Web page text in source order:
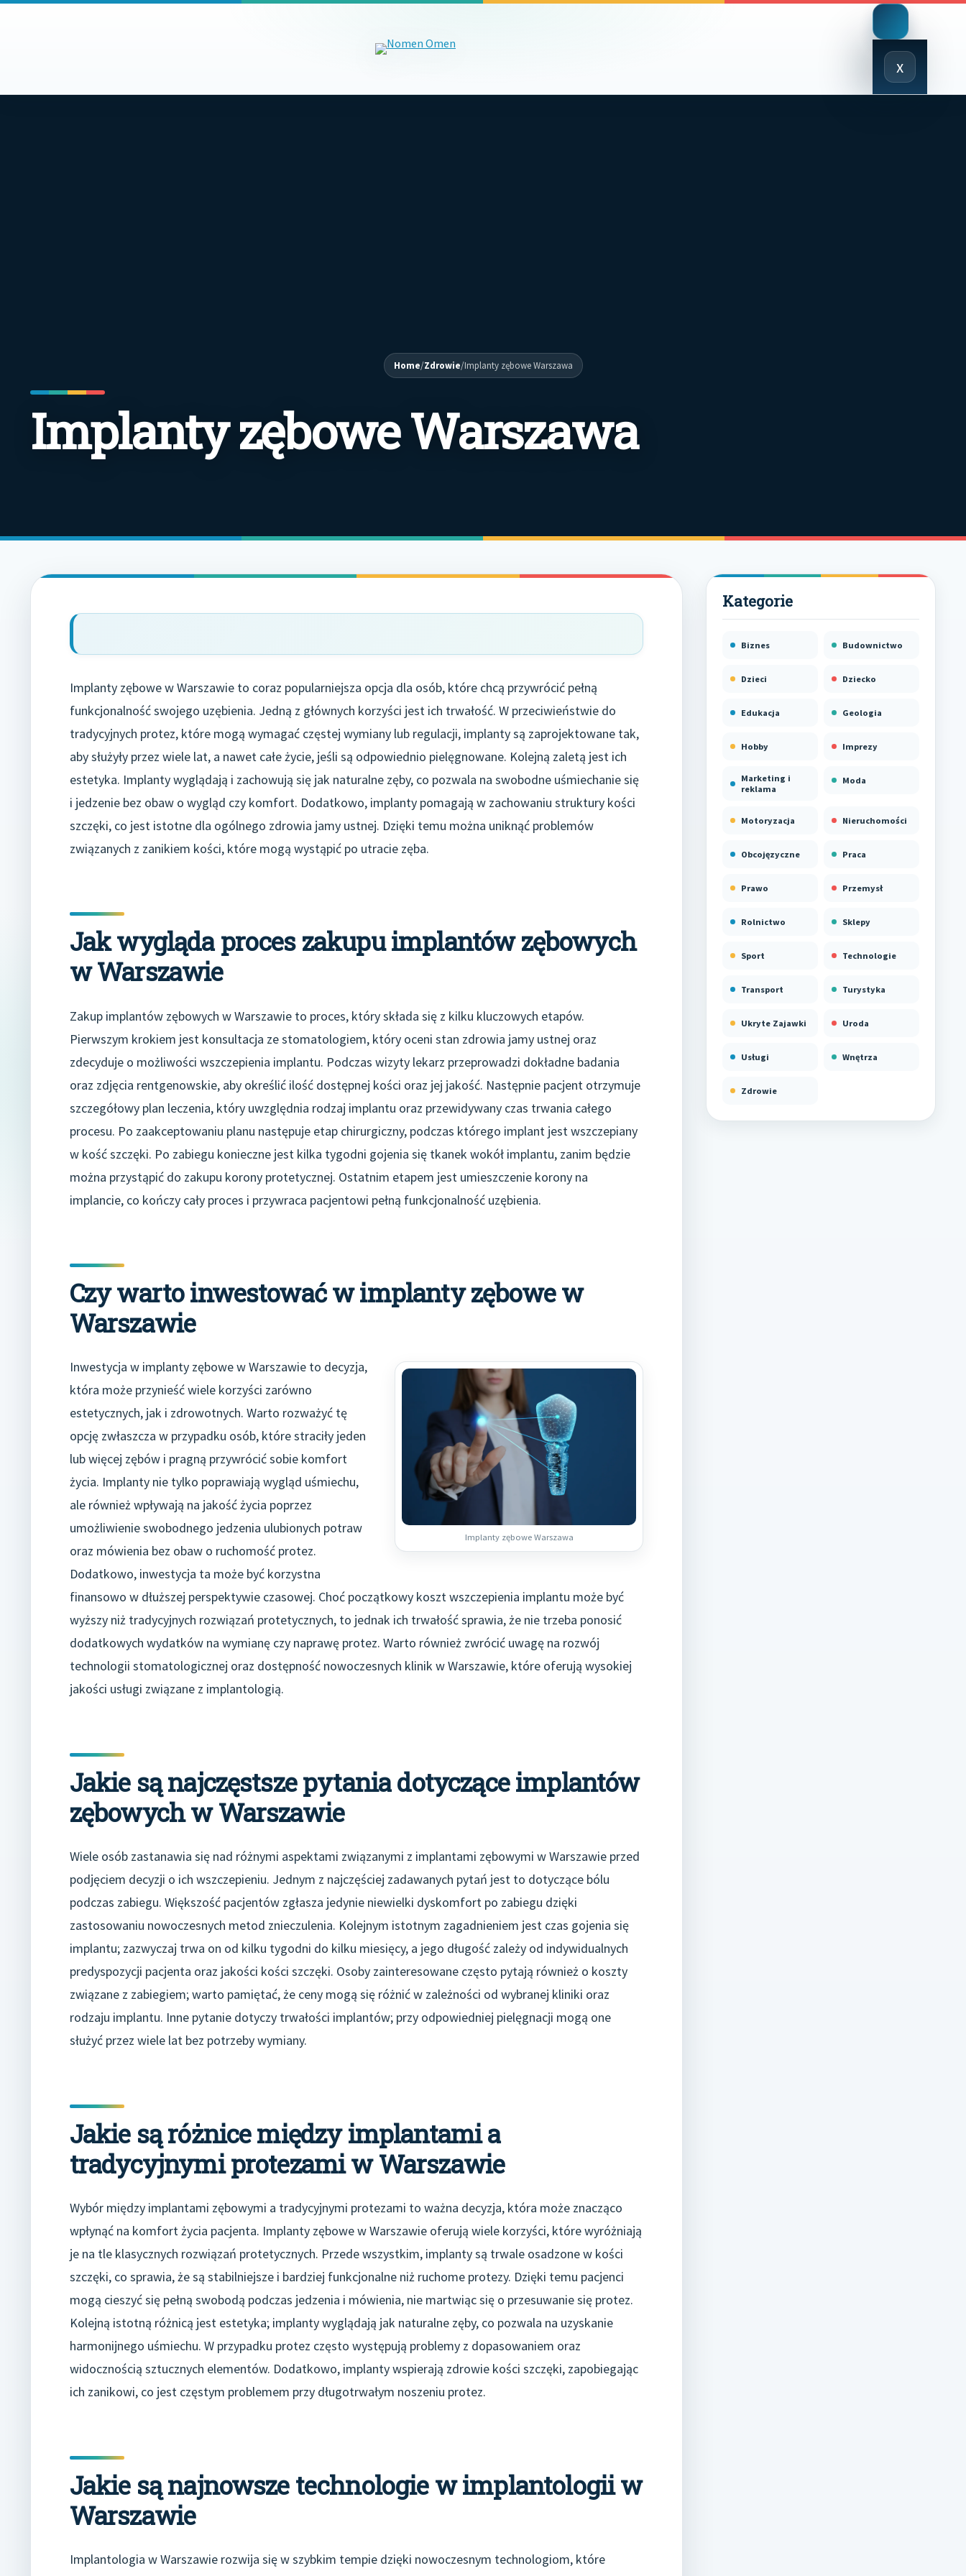
x
Close
Menu
Home/Zdrowie/Implanty zębowe Warszawa
Implanty zębowe Warszawa
Implanty zębowe w Warszawie to coraz popularniejsza opcja dla osób, które chcą przywrócić pełną
funkcjonalność swojego uzębienia. Jedną z głównych korzyści jest ich trwałość. W przeciwieństwie do
tradycyjnych protez, które mogą wymagać częstej wymiany lub regulacji, implanty są zaprojektowane tak,
aby służyły przez wiele lat, a nawet całe życie, jeśli są odpowiednio pielęgnowane. Kolejną zaletą jest ich
estetyka. Implanty wyglądają i zachowują się jak naturalne zęby, co pozwala na swobodne uśmiechanie się
i jedzenie bez obaw o wygląd czy komfort. Dodatkowo, implanty pomagają w zachowaniu struktury kości
szczęki, co jest istotne dla ogólnego zdrowia jamy ustnej. Dzięki temu można uniknąć problemów
związanych z zanikiem kości, które mogą wystąpić po utracie zęba.
Jak wygląda proces zakupu implantów zębowych
w Warszawie
Zakup implantów zębowych w Warszawie to proces, który składa się z kilku kluczowych etapów.
Pierwszym krokiem jest konsultacja ze stomatologiem, który oceni stan zdrowia jamy ustnej oraz
zdecyduje o możliwości wszczepienia implantu. Podczas wizyty lekarz przeprowadzi dokładne badania
oraz zdjęcia rentgenowskie, aby określić ilość dostępnej kości oraz jej jakość. Następnie pacjent otrzymuje
szczegółowy plan leczenia, który uwzględnia rodzaj implantu oraz przewidywany czas trwania całego
procesu. Po zaakceptowaniu planu następuje etap chirurgiczny, podczas którego implant jest wszczepiany
w kość szczęki. Po zabiegu konieczne jest kilka tygodni gojenia się tkanek wokół implantu, zanim będzie
można przystąpić do zakupu korony protetycznej. Ostatnim etapem jest umieszczenie korony na
implancie, co kończy cały proces i przywraca pacjentowi pełną funkcjonalność uzębienia.
Czy warto inwestować w implanty zębowe w
Warszawie
Implanty zębowe Warszawa
Inwestycja w implanty zębowe w Warszawie to decyzja,
która może przynieść wiele korzyści zarówno
estetycznych, jak i zdrowotnych. Warto rozważyć tę
opcję zwłaszcza w przypadku osób, które straciły jeden
lub więcej zębów i pragną przywrócić sobie komfort
życia. Implanty nie tylko poprawiają wygląd uśmiechu,
ale również wpływają na jakość życia poprzez
umożliwienie swobodnego jedzenia ulubionych potraw
oraz mówienia bez obaw o ruchomość protez.
Dodatkowo, inwestycja ta może być korzystna
finansowo w dłuższej perspektywie czasowej. Choć początkowy koszt wszczepienia implantu może być
wyższy niż tradycyjnych rozwiązań protetycznych, to jednak ich trwałość sprawia, że nie trzeba ponosić
dodatkowych wydatków na wymianę czy naprawę protez. Warto również zwrócić uwagę na rozwój
technologii stomatologicznej oraz dostępność nowoczesnych klinik w Warszawie, które oferują wysokiej
jakości usługi związane z implantologią.
Jakie są najczęstsze pytania dotyczące implantów
zębowych w Warszawie
Wiele osób zastanawia się nad różnymi aspektami związanymi z implantami zębowymi w Warszawie przed
podjęciem decyzji o ich wszczepieniu. Jednym z najczęściej zadawanych pytań jest to dotyczące bólu
podczas zabiegu. Większość pacjentów zgłasza jedynie niewielki dyskomfort po zabiegu dzięki
zastosowaniu nowoczesnych metod znieczulenia. Kolejnym istotnym zagadnieniem jest czas gojenia się
implantu; zazwyczaj trwa on od kilku tygodni do kilku miesięcy, a jego długość zależy od indywidualnych
predyspozycji pacjenta oraz jakości kości szczęki. Osoby zainteresowane często pytają również o koszty
związane z zabiegiem; warto pamiętać, że ceny mogą się różnić w zależności od wybranej kliniki oraz
rodzaju implantu. Inne pytanie dotyczy trwałości implantów; przy odpowiedniej pielęgnacji mogą one
służyć przez wiele lat bez potrzeby wymiany.
Jakie są różnice między implantami a
tradycyjnymi protezami w Warszawie
Wybór między implantami zębowymi a tradycyjnymi protezami to ważna decyzja, która może znacząco
wpłynąć na komfort życia pacjenta. Implanty zębowe w Warszawie oferują wiele korzyści, które wyróżniają
je na tle klasycznych rozwiązań protetycznych. Przede wszystkim, implanty są trwale osadzone w kości
szczęki, co sprawia, że są stabilniejsze i bardziej funkcjonalne niż ruchome protezy. Dzięki temu pacjenci
mogą cieszyć się pełną swobodą podczas jedzenia i mówienia, nie martwiąc się o przesuwanie się protez.
Kolejną istotną różnicą jest estetyka; implanty wyglądają jak naturalne zęby, co pozwala na uzyskanie
harmonijnego uśmiechu. W przypadku protez często występują problemy z dopasowaniem oraz
widocznością sztucznych elementów. Dodatkowo, implanty wspierają zdrowie kości szczęki, zapobiegając
ich zanikowi, co jest częstym problemem przy długotrwałym noszeniu protez.
Jakie są najnowsze technologie w implantologii w
Warszawie
Implantologia w Warszawie rozwija się w szybkim tempie dzięki nowoczesnym technologiom, które
Biznes Budownictwo
Dzieci Dziecko
Edukacja Geologia
Hobby Imprezy
Marketing i
reklama
Moda
Motoryzacja Nieruchomości
Obcojęzyczne Praca
Prawo Przemysł
Rolnictwo Sklepy
Sport Technologie
Transport Turystyka
Ukryte Zajawki Uroda
Usługi Wnętrza
Zdrowie